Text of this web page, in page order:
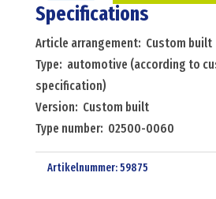
(according
to
customer
specification)
custom
built
Menge
Specifications
Article arrangement: Custom built
Type: automotive (according to
specification)
Version: Custom built
Type number: 02500-0060
Artikelnummer:59875